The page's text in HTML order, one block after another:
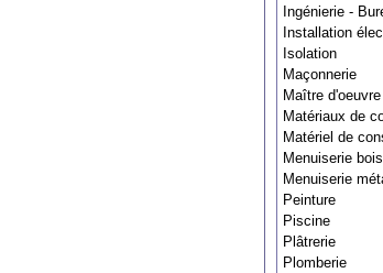
Ingénierie -
Installation
Isolation
Maçonnerie
Maître d'oeuvre
Matériaux de
Matériel de
Menuiserie
Menuiserie
Peinture
Piscine
Plâtrerie
Plomberie